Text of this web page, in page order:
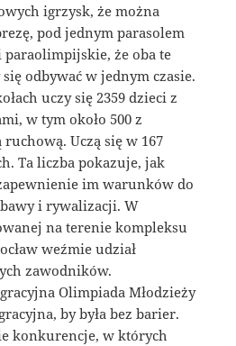
igrzysk, że można
pod jednym parasolem
że oba te
odbywać w jednym czasie.
uczy się 2359 dzieci z
w tym około 500 z
Uczą się w 167
Ta liczba pokazuje, jak
im warunków do
i rywalizacji. W
na terenie kompleksu
weźmie udział
zawodników.
Olimpiada Młodzieży
by była bez barier.
konkurencje, w których